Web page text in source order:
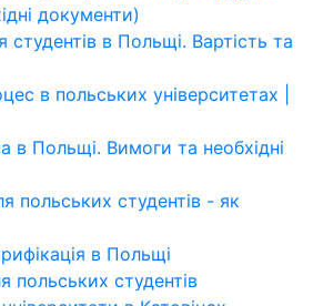
документи)
в Польщі. Вартість та
в польських університетах |
в Польщі. Вимоги та необхідні
польських студентів - як
в Польщі
польських студентів